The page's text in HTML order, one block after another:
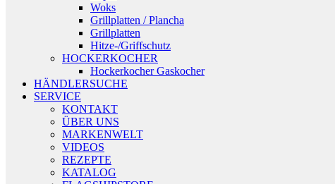
Woks
Grillplatten / Plancha
Grillplatten
Hitze-/Griffschutz
HOCKERKOCHER
Hockerkocher Gaskocher
HÄNDLERSUCHE
SERVICE
KONTAKT
ÜBER UNS
MARKENWELT
VIDEOS
REZEPTE
KATALOG